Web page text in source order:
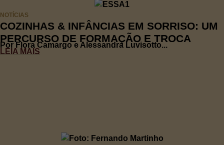
NOTÍCIAS
COZINHAS & INFÂNCIAS EM SORRISO: UM
PERCURSO DE FORMAÇÃO E TROCA
Por Flora Camargo e Alessandra Luvisotto...
LEIA MAIS